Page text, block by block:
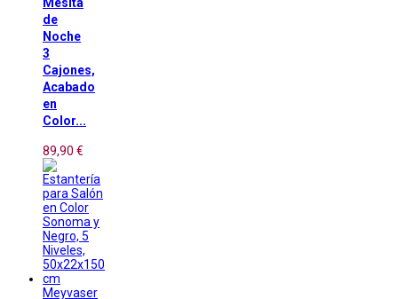
Mesita
de
Noche
3
Cajones,
Acabado
en
Color...
89,90 €
Meyvaser